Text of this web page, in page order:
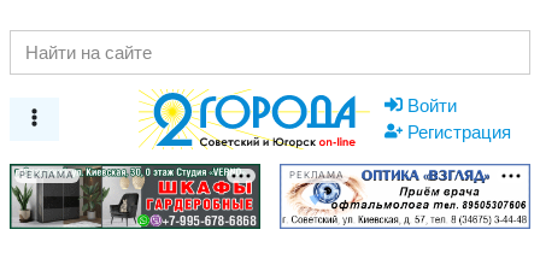
Войти
Регистрация
РЕКЛАМА РЕКЛАМА